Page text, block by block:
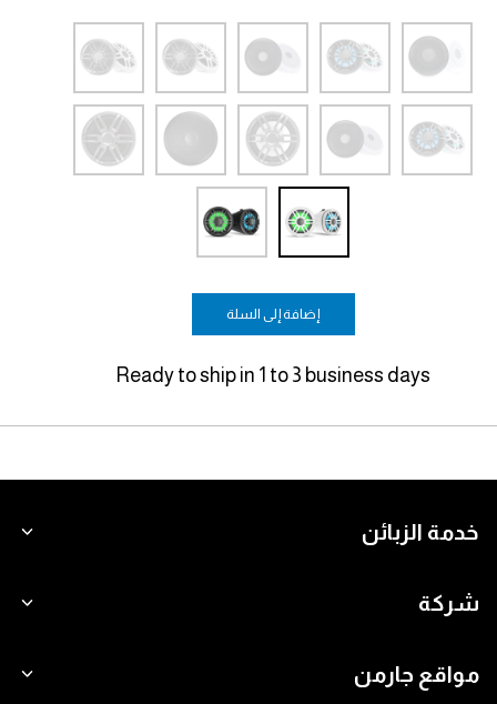
إضافة إلى السلة
Ready to ship in 1 to 3 business days
خدمة الزبائن
شركة
مواقع جارمن